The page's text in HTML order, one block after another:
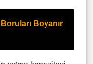
Boyanır